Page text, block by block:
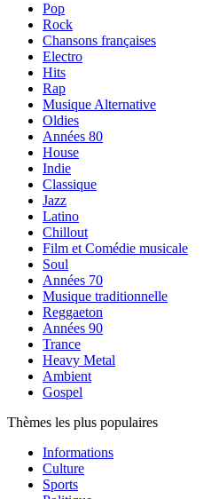
Pop
Rock
Chansons françaises
Electro
Hits
Rap
Musique Alternative
Oldies
Années 80
House
Indie
Classique
Jazz
Latino
Chillout
Film et Comédie musicale
Soul
Années 70
Musique traditionnelle
Reggaeton
Années 90
Trance
Heavy Metal
Ambient
Gospel
Thèmes les plus populaires
Informations
Culture
Sports